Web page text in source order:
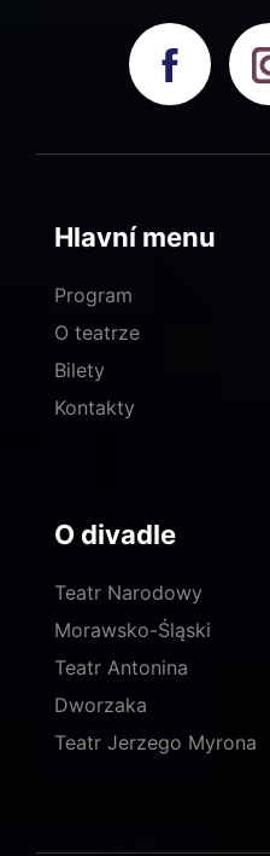
Hlavní menu
Program
O teatrze
Bilety
Kontakty
O divadle
Teatr Narodowy
Morawsko-Śląski
Teatr Antonina
Dworzaka
Teatr Jerzego Myrona